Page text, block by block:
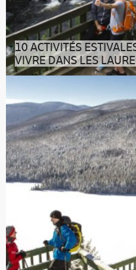
10 ACTIVITÉS
VIVRE DANS LES
Vous rêvez d’un été
Des vacances où la